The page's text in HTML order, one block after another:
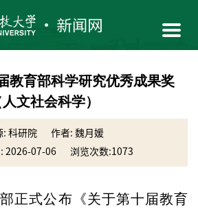
教育部科学研究优秀成果奖
人文社会科学）
: 科研院
作者: 魏月媛
2026-07-06
浏览次数:1073
正式公布《关于第十届教育